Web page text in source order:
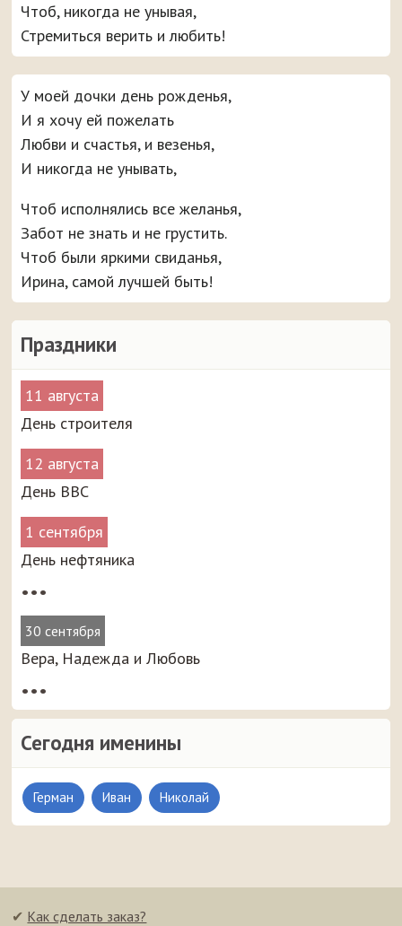
Праздники
11 августа
День строителя
12 августа
День ВВС
1 сентября
День нефтяника
•••
30 сентября
Вера, Надежда и Любовь
•••
Сегодня именины
Герман Иван Николай
Чтоб, никогда не унывая,
Стремиться верить и любить!
У моей дочки день рожденья,
И я хочу ей пожелать
Любви и счастья, и везенья,
И никогда не унывать,
Чтоб исполнялись все желанья,
Забот не знать и не грустить.
Чтоб были яркими свиданья,
Ирина, самой лучшей быть!
✔ Как сделать заказ?